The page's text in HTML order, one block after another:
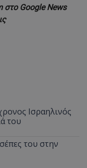
στο Google News
Ισραηλινός
του
του στην